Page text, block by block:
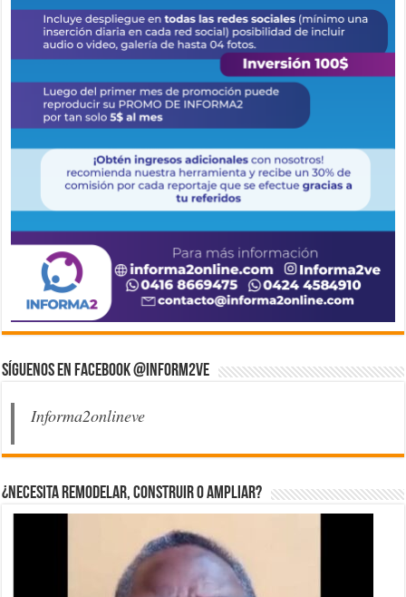
Síguenos en Facebook @inform2Ve
Informa2onlineve
¿Necesita Remodelar, Construir o ampliar?